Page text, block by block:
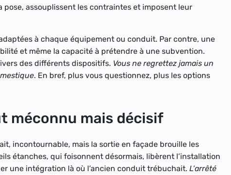
pose, assouplissent les contraintes et imposent leur
à chaque équipement ou conduit. Par contre, une
et même la capacité à prétendre à une subvention.
des différents dispositifs. Vous ne regrettez jamais un
. En bref, plus vous questionnez, plus les options
méconnu mais décisif
incontournable, mais la sortie en façade brouille les
étanches, qui foisonnent désormais, libèrent l’installation
une intégration là où l’ancien conduit trébuchait. L’arrêté